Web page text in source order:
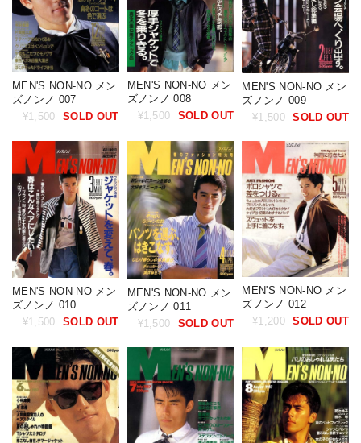
MEN'S NON-NO メン
ズノンノ 007
¥1,500
SOLD OUT
MEN'S NON-NO メン
ズノンノ 008
¥1,500
SOLD OUT
MEN'S NON-NO メン
ズノンノ 009
¥1,500
SOLD OUT
MEN'S NON-NO メン
ズノンノ 010
¥1,500
SOLD OUT
MEN'S NON-NO メン
ズノンノ 011
¥1,500
SOLD OUT
MEN'S NON-NO メン
ズノンノ 012
¥1,200
SOLD OUT